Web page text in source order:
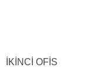
İKİNCİ OFİS